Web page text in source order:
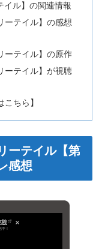
イル】の関連情報
ーテイル】の感想
ーテイル】の原作
ーテイル】が視聴
こちら】
ーテイル【第
感想
験
中！